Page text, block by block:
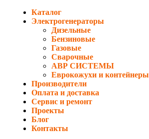
Каталог
Электрогенераторы
Дизельные
Бензиновые
Газовые
Сварочные
АВР СИСТЕМЫ
Еврокожухи и контейнеры
Производители
Оплата и доставка
Сервис и ремонт
Проекты
Блог
Контакты